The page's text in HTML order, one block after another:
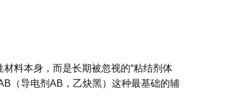
料本身，而是长期被忽视的“粘结剂体
（导电剂 AB，乙炔黑） 这种最基础的辅